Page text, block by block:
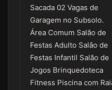
Sacada 02 Vagas de
Garagem no Subsolo.
Área Comum Salão de
Festas Adulto Salão de
Festas Infantil Salão de
Jogos Brinquedoteca
Fitness Piscina com